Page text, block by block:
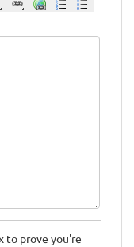
to prove you're